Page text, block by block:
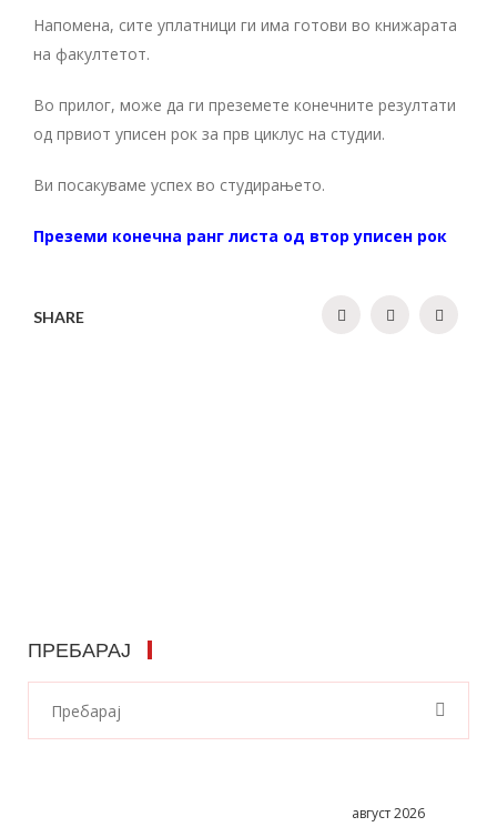
Напомена, сите уплатници ги има готови во книжарата
на факултетот.
Во прилог, може да ги преземете конечните резултати
од првиот уписен рок за прв циклус на студии.
Ви посакуваме успех во студирањето.
Преземи конечна ранг листа од втор уписен рок
SHARE
ПРЕБАРАЈ
август 2026